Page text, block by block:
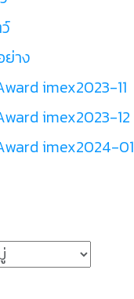
ย่าง
imex2023-11
imex2023-12
imex2024-01